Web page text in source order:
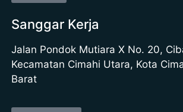
Sanggar Kerja
Jalan Pondok Mutiara X No. 20,
Kecamatan Cimahi Utara, Kota
Barat